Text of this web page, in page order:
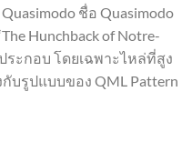
ชื่อ Quasimodo
Hunchback of Notre-
ะกอบ โดยเฉพาะไหล่ที่สูง
บรูปแบบของ QML Pattern